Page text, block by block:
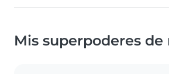
Mis superpoderes de